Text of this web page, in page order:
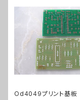
Od4049プリント基板